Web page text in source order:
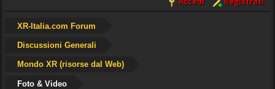
XR-Italia.com Forum
Discussioni Generali
Mondo XR (risorse dal Web)
Foto & Video